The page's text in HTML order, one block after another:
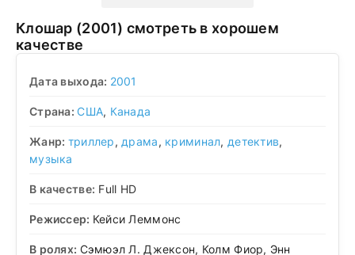
Клошар (2001) смотреть в хорошем
качестве
Дата выхода: 2001
Страна:США, Канада
Жанр: триллер, драма, криминал, детектив,
музыка
В качестве: Full HD
Режиссер: Кейси Леммонс
В ролях: Сэмюэл Л. Джексон, Колм Фиор, Энн